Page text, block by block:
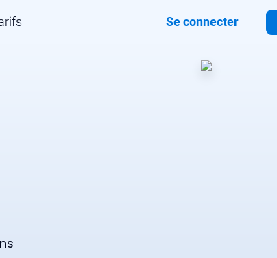
Se connecter